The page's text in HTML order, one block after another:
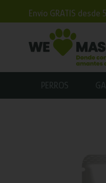
Envío GRATIS
PERROS